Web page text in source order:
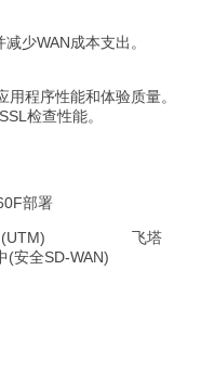
少WAN成本支出。
程序性能和体验质量。
检查性能。
公室中(UTM) 飞塔
(安全SD-WAN)